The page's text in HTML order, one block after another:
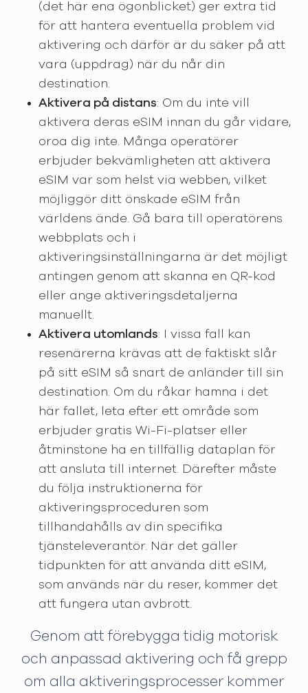
(det här ena ögonblicket) ger extra tid
för att hantera eventuella problem vid
aktivering och därför är du säker på att
vara (uppdrag) när du når din
destination.
Aktivera på distans: Om du inte vill
aktivera deras eSIM innan du går vidare,
oroa dig inte. Många operatörer
erbjuder bekvämligheten att aktivera
eSIM var som helst via webben, vilket
möjliggör ditt önskade eSIM från
världens ände. Gå bara till operatörens
webbplats och i
aktiveringsinställningarna är det möjligt
antingen genom att skanna en QR-kod
eller ange aktiveringsdetaljerna
manuellt.
Aktivera utomlands: I vissa fall kan
resenärerna krävas att de faktiskt slår
på sitt eSIM så snart de anländer till sin
destination. Om du råkar hamna i det
här fallet, leta efter ett område som
erbjuder gratis Wi-Fi-platser eller
åtminstone ha en tillfällig dataplan för
att ansluta till internet. Därefter måste
du följa instruktionerna för
aktiveringsproceduren som
tillhandahålls av din specifika
tjänsteleverantör. När det gäller
tidpunkten för att använda ditt eSIM,
som används när du reser, kommer det
att fungera utan avbrott.
Genom att förebygga tidig motorisk
och anpassad aktivering och få grepp
om alla aktiveringsprocesser kommer